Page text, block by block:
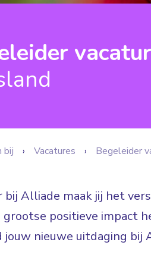
bij Vacatures Begeleider
Alliade maak jij het
grootse positieve impact
jouw nieuwe uitdaging bij